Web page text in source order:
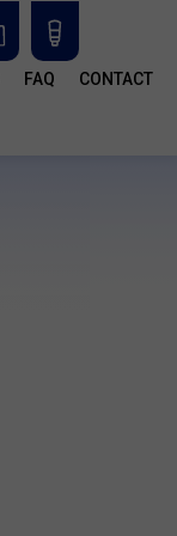
FAQ CONTACT